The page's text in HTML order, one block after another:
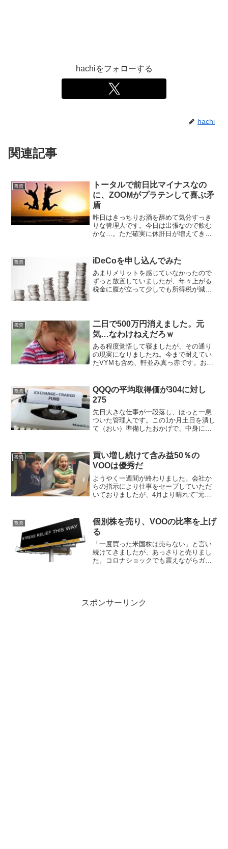
hachiをフォローする
hachi
関連記事
投資
トータルで前日比マイナスなの
に、ZOOMがプラテンして喜ぶ矛
盾
昨日はきっちりお酒を辞めて気分すっき
りな管理人です。今日は出張なので飲む
かな…。ただ確実に休肝日が増えてきて
んでいましたから…残念な投資家の不思
議な心理以前遊び...
投資 iDeCoを申し込んでみた
あまりメリットを感じていなかったので
ずっと放置していましたが、年々上がる
税金に腹が立って少しでも所得税が減ら
と定年まで働...
投資
二日で500万円消えました。元
気…なわけねえだろｗ
ある程度覚悟して寝ましたが、その通り
の現実になりましたね。今まで耐えてい
たVYMも含め、軒並み真っ赤です。おか
と前に"狼狽売り"して底値がどうとか言
っていま...
投資
QQQの平均取得価が304に対し
275
先日大きな仕事が一段落し、ほっと一息
ついた管理人です。この1か月土日を潰し
て（おい）準備したおかげで、中身につ
いた仕事を、本日明日で片付けます（お
い）。年収は1200...
投資
買い増し続けて含み益50％の
VOOは優秀だ
ようやく一週間が終わりました。会社か
らの指示により仕事をセーブしていただ
いておりましたが、4月より晴れて"元通
こんなありがたい生活ずっとは続けてく
れんわな。辞め...
投資
個別株を売り、VOOの比率を上げ
る
「一度買った米国株は売らない」と言い
続けてきましたが、あっさりと売りまし
た。コロナショックでも震えながらガチ
スポンサーリンク